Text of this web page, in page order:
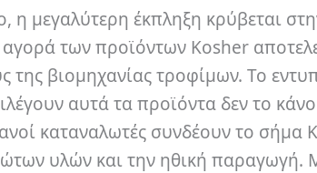
η μεγαλύτερη έκπληξη κρύβεται
των προϊόντων Kosher
της βιομηχανίας τροφίμων. Το
αυτά τα προϊόντα δεν το
καταναλωτές συνδέουν το
υλών και την ηθική παραγωγή.